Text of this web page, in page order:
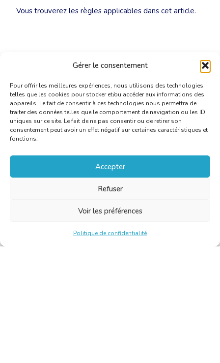
Gérer le consentement
Pour offrir les meilleures expériences, nous utilisons des technologies
telles que les cookies pour stocker et/ou accéder aux informations des
appareils. Le fait de consentir à ces technologies nous permettra de
traiter des données telles que le comportement de navigation ou les ID
uniques sur ce site. Le fait de ne pas consentir ou de retirer son
consentement peut avoir un effet négatif sur certaines caractéristiques et
fonctions.
Accepter
Refuser
Voir les préférences
Politique de confidentialité
Vous trouverez les règles applicables dans cet article.